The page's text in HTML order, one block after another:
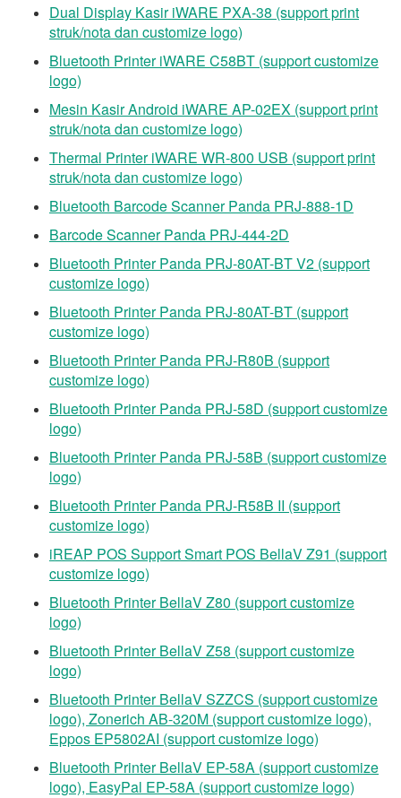
Dual Display Kasir iWARE PXA-38 (support print
struk/nota dan customize logo)
Bluetooth Printer iWARE C58BT (support customize
logo)
Mesin Kasir Android iWARE AP-02EX (support print
struk/nota dan customize logo)
Thermal Printer iWARE WR-800 USB (support print
struk/nota dan customize logo)
Bluetooth Barcode Scanner Panda PRJ-888-1D
Barcode Scanner Panda PRJ-444-2D
Bluetooth Printer Panda PRJ-80AT-BT V2 (support
customize logo)
Bluetooth Printer Panda PRJ-80AT-BT (support
customize logo)
Bluetooth Printer Panda PRJ-R80B (support
customize logo)
Bluetooth Printer Panda PRJ-58D (support customize
logo)
Bluetooth Printer Panda PRJ-58B (support customize
logo)
Bluetooth Printer Panda PRJ-R58B II (support
customize logo)
iREAP POS Support Smart POS BellaV Z91 (support
customize logo)
Bluetooth Printer BellaV Z80 (support customize
logo)
Bluetooth Printer BellaV Z58 (support customize
logo)
Bluetooth Printer BellaV SZZCS (support customize
logo), Zonerich AB-320M (support customize logo),
Eppos EP5802AI (support customize logo)
Bluetooth Printer BellaV EP-58A (support customize
logo), EasyPal EP-58A (support customize logo)